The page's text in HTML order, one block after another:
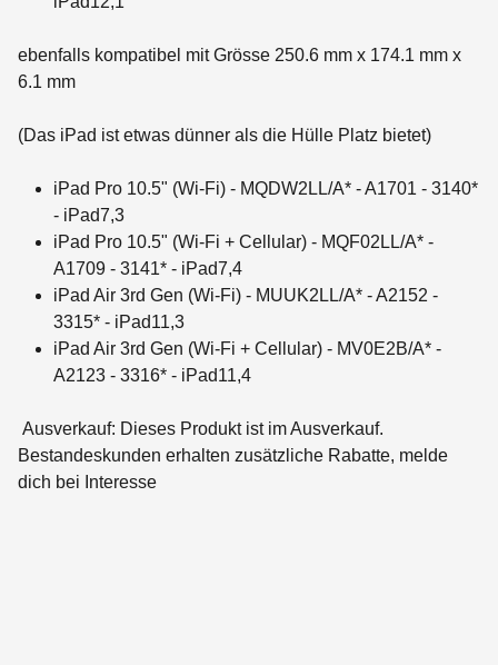
ebenfalls kompatibel mit Grösse 250.6 mm x 174.1 mm x
6.1 mm
(Das iPad ist etwas dünner als die Hülle Platz bietet)
iPad Pro 10.5" (Wi-Fi) - MQDW2LL/A* - A1701 - 3140*
- iPad7,3
iPad Pro 10.5" (Wi-Fi + Cellular) - MQF02LL/A* -
A1709 - 3141* - iPad7,4
iPad Air 3rd Gen (Wi-Fi) - MUUK2LL/A* - A2152 -
3315* - iPad11,3
iPad Air 3rd Gen (Wi-Fi + Cellular) - MV0E2B/A* -
A2123 - 3316* - iPad11,4
Ausverkauf: Dieses Produkt ist im Ausverkauf.
Bestandeskunden erhalten zusätzliche Rabatte, melde
dich bei Interesse